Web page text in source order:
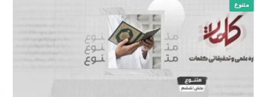
متنوع